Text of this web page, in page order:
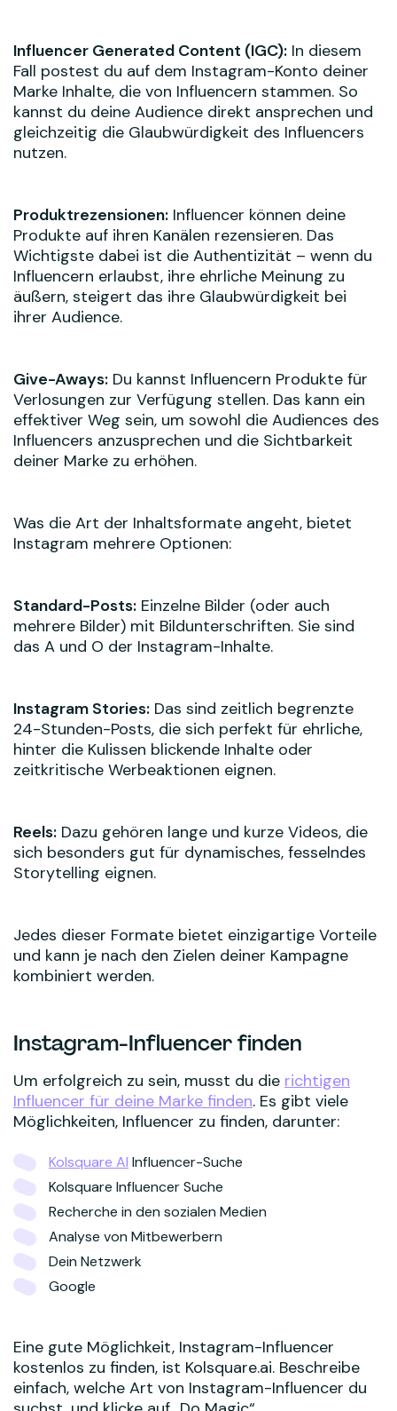
Influencer Generated Content (IGC): In diesem
Fall postest du auf dem Instagram-Konto deiner
Marke Inhalte, die von Influencern stammen. So
kannst du deine Audience direkt ansprechen und
gleichzeitig die Glaubwürdigkeit des Influencers
nutzen.
Produktrezensionen: Influencer können deine
Produkte auf ihren Kanälen rezensieren. Das
Wichtigste dabei ist die Authentizität – wenn du
Influencern erlaubst, ihre ehrliche Meinung zu
äußern, steigert das ihre Glaubwürdigkeit bei
ihrer Audience.
Give-Aways: Du kannst Influencern Produkte für
Verlosungen zur Verfügung stellen. Das kann ein
effektiver Weg sein, um sowohl die Audiences des
Influencers anzusprechen und die Sichtbarkeit
deiner Marke zu erhöhen.
Was die Art der Inhaltsformate angeht, bietet
Instagram mehrere Optionen:
Standard-Posts: Einzelne Bilder (oder auch
mehrere Bilder) mit Bildunterschriften. Sie sind
das A und O der Instagram-Inhalte.
Instagram Stories: Das sind zeitlich begrenzte
24-Stunden-Posts, die sich perfekt für ehrliche,
hinter die Kulissen blickende Inhalte oder
zeitkritische Werbeaktionen eignen.
Reels: Dazu gehören lange und kurze Videos, die
sich besonders gut für dynamisches, fesselndes
Storytelling eignen.
Jedes dieser Formate bietet einzigartige Vorteile
und kann je nach den Zielen deiner Kampagne
kombiniert werden.
Instagram-Influencer finden
Um erfolgreich zu sein, musst du die richtigen
Influencer für deine Marke finden. Es gibt viele
Möglichkeiten, Influencer zu finden, darunter:
Kolsquare AI Influencer-Suche
Kolsquare Influencer Suche
Recherche in den sozialen Medien
Analyse von Mitbewerbern
Dein Netzwerk
Google
Eine gute Möglichkeit, Instagram-Influencer
kostenlos zu finden, ist Kolsquare.ai. Beschreibe
einfach, welche Art von Instagram-Influencer du